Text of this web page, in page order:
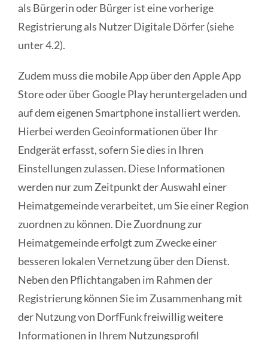
als Bürgerin oder Bürger ist eine vorherige
Registrierung als Nutzer Digitale Dörfer (siehe
unter 4.2).
Zudem muss die mobile App über den Apple App
Store oder über Google Play heruntergeladen und
auf dem eigenen Smartphone installiert werden.
Hierbei werden Geoinformationen über Ihr
Endgerät erfasst, sofern Sie dies in Ihren
Einstellungen zulassen. Diese Informationen
werden nur zum Zeitpunkt der Auswahl einer
Heimatgemeinde verarbeitet, um Sie einer Region
zuordnen zu können. Die Zuordnung zur
Heimatgemeinde erfolgt zum Zwecke einer
besseren lokalen Vernetzung über den Dienst.
Neben den Pflichtangaben im Rahmen der
Registrierung können Sie im Zusammenhang mit
der Nutzung von DorfFunk freiwillig weitere
Informationen in Ihrem Nutzungsprofil